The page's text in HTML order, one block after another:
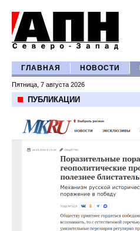
ГЛАВНАЯ НОВОСТИ
Пятница, 7 августа 2026
ПУБЛИКАЦИИ